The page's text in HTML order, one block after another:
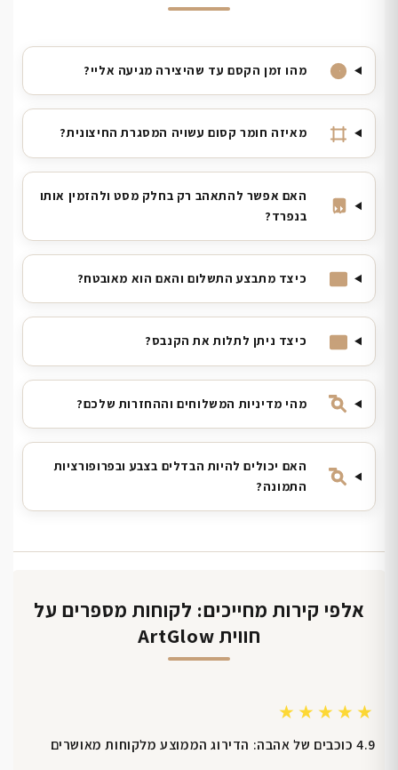
מהו זמן הקסם עד שהיצירה מגיעה אליי?
מאיזה חומר קסום עשויה המסגרת החיצונית?
האם אפשר להתאהב רק בחלק מסט ולהזמין אותו
בנפרד?
כיצד מתבצע התשלום והאם הוא מאובטח?
כיצד ניתן לתלות את הקנבס?
מהי מדיניות המשלוחים וההחזרות שלכם?
האם יכולים להיות הבדלים בצבע ובפרופורציות
התמונה?
אלפי קירות מחייכים: לקוחות מספרים על
חווית ArtGlow
★★★★★
4.9 כוכבים של אהבה: הדירוג הממוצע מלקוחות מאושרים